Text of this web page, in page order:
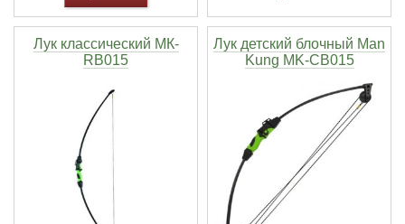
Лук классический МК-
RB015
Лук детский блочный Man
Kung MK-CB015